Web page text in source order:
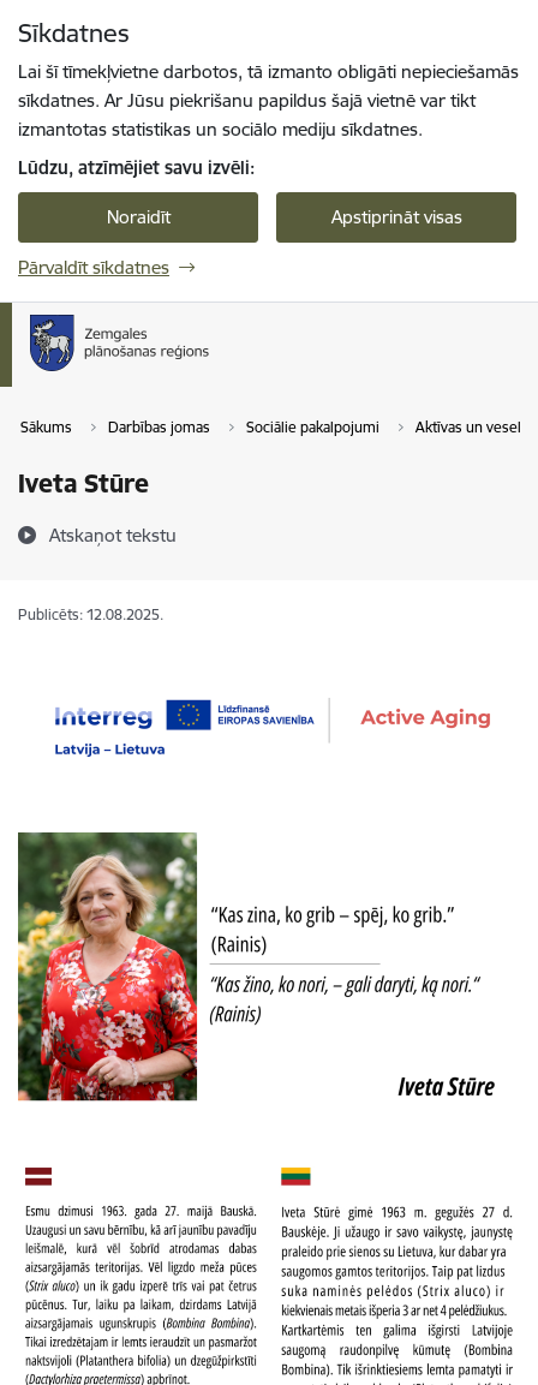
Sīkdatnes
Lai šī tīmekļvietne darbotos, tā izmanto obligāti nepieciešamās
sīkdatnes. Ar Jūsu piekrišanu papildus šajā vietnē var tikt
izmantotas statistikas un sociālo mediju sīkdatnes.
Lūdzu, atzīmējiet savu izvēli:
Noraidīt Apstiprināt visas
Pārvaldīt sīkdatnes
Sākums Darbības jomas Sociālie pakalpojumi Aktīvas un
Iveta Stūre
Atskaņot tekstu
Publicēts: 12.08.2025.